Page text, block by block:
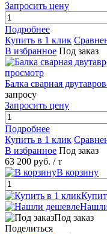
Запросить цену
Подробнее
Купить в 1 клик
В избранное Под заказ
просмотр
Балка сварная
запросу
Запросить цену
Подробнее
Купить в 1 клик
В избранное Под заказ
63 200 руб. / т
В корзину
Под заказ
Поделиться